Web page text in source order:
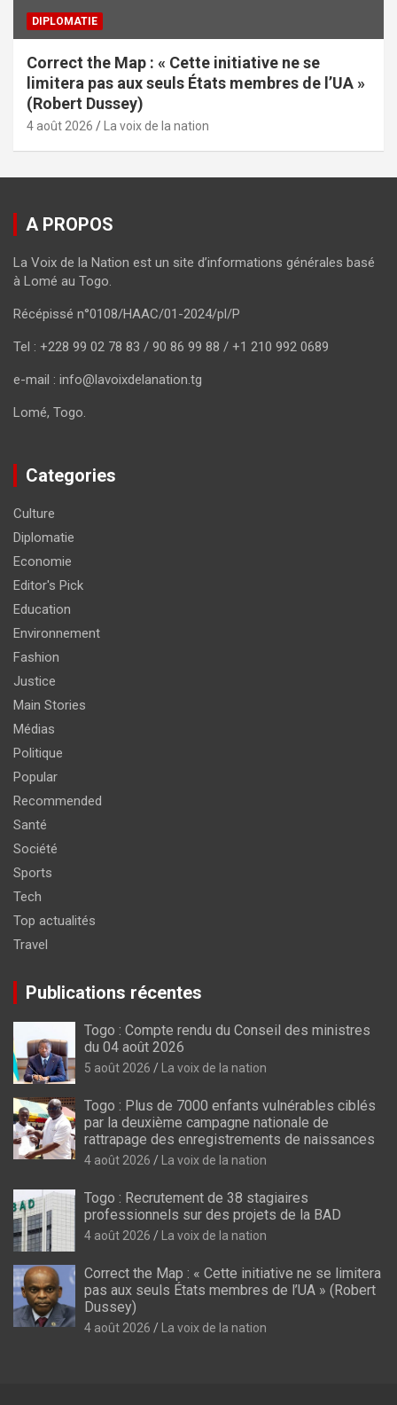
DIPLOMATIE
Correct the Map : « Cette initiative ne se
limitera pas aux seuls États membres de l’UA »
(Robert Dussey)
4 août 2026 La voix de la nation
A PROPOS
La Voix de la Nation est un site d’informations générales basé
à Lomé au Togo.
Récépissé n°0108/HAAC/01-2024/pl/P
Tel : +228 99 02 78 83 / 90 86 99 88 / +1 210 992 0689
e-mail : info@lavoixdelanation.tg
Lomé, Togo.
Categories
Culture
Diplomatie
Economie
Editor's Pick
Education
Environnement
Fashion
Justice
Main Stories
Médias
Politique
Popular
Recommended
Santé
Société
Sports
Tech
Top actualités
Travel
Publications récentes
Togo : Compte rendu du Conseil des ministres
du 04 août 2026
5 août 2026 La voix de la nation
Togo : Plus de 7000 enfants vulnérables ciblés
par la deuxième campagne nationale de
rattrapage des enregistrements de naissances
4 août 2026 La voix de la nation
Togo : Recrutement de 38 stagiaires
professionnels sur des projets de la BAD
4 août 2026 La voix de la nation
Correct the Map : « Cette initiative ne se limitera
pas aux seuls États membres de l’UA » (Robert
Dussey)
4 août 2026 La voix de la nation